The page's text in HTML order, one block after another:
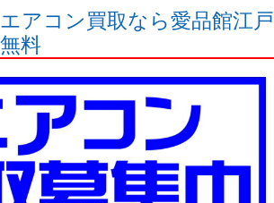
エアコン買取なら愛品館江戸
料